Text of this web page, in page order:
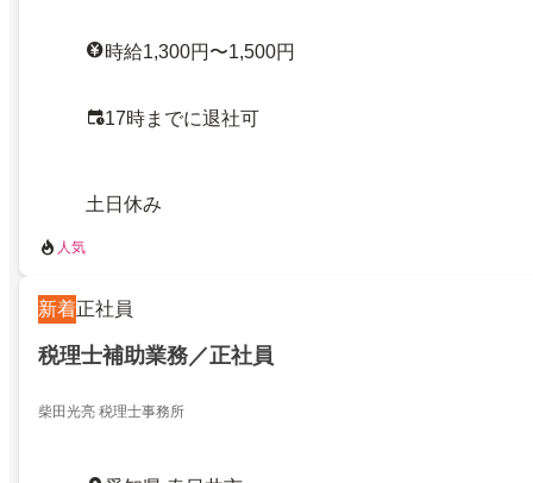
時給1,300円〜1,500円
17時までに退社可
土日休み
人気
新着正社員
税理士補助業務／正社員
柴田光亮 税理士事務所